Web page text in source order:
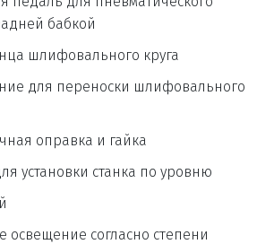
бабкой
шлифовального круга
для переноски шлифовального
оправка и гайка
установки станка по уровню
освещение согласно степени